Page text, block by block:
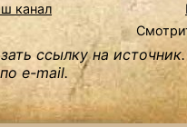
канал
ссылку на
e-mail.